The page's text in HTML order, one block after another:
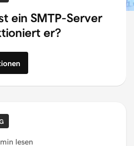
ein SMTP-Server
er?
lesen